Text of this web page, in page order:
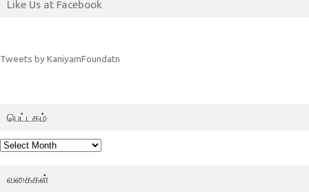
Like Us at Facebook
Tweets by KaniyamFoundatn
பெட்டகம்
பெட்டகம்
வகைகள்